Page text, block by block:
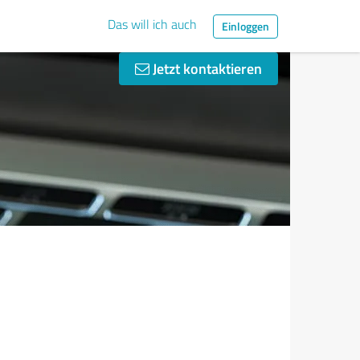
Das will ich auch Einloggen
Jetzt kontaktieren